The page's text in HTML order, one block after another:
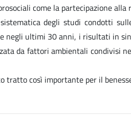
come la partecipazione alla
degli studi condotti
ultimi 30 anni, i risultati in
da fattori ambientali condivisi
così importante per il